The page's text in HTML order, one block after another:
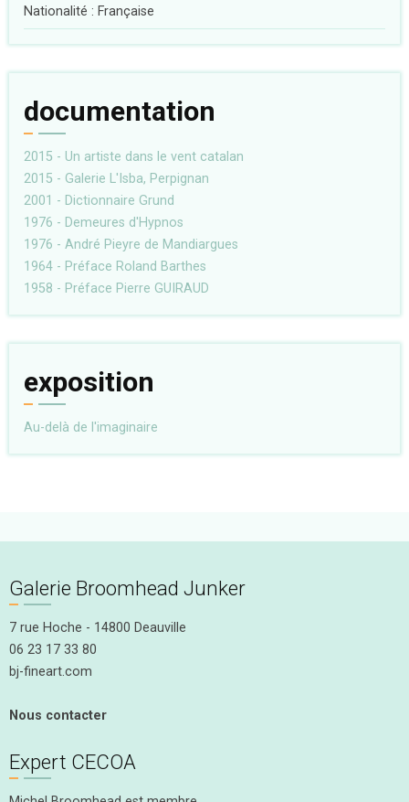
Nationalité : Française
documentation
2015 - Un artiste dans le vent catalan
2015 - Galerie L'Isba, Perpignan
2001 - Dictionnaire Grund
1976 - Demeures d'Hypnos
1976 - André Pieyre de Mandiargues
1964 - Préface Roland Barthes
1958 - Préface Pierre GUIRAUD
exposition
Au-delà de l'imaginaire
Galerie Broomhead Junker
7 rue Hoche - 14800 Deauville
06 23 17 33 80
bj-fineart.com
Nous contacter
Expert CECOA